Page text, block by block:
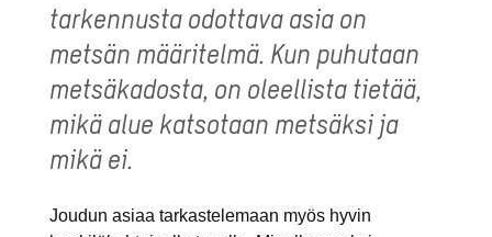
tarkennusta odottava asia on
metsän määritelmä. Kun puhutaan
metsäkadosta, on oleellista tietää,
mikä alue katsotaan metsäksi ja
mikä ei.
Joudun asiaa tarkastelemaan myös hyvin